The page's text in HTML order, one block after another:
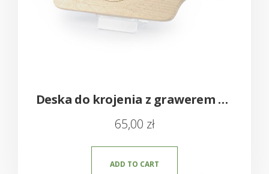
Deska do krojenia z grawerem – drewniana
65,00 zł
ADD TO CART